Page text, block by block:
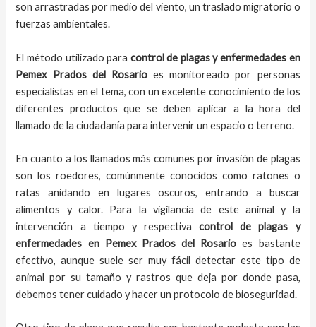
son arrastradas por medio del viento, un traslado migratorio o
fuerzas ambientales.
El método utilizado para control de plagas y enfermedades en
Pemex Prados del Rosarioes monitoreado por personas
especialistas en el tema, con un excelente conocimiento de los
diferentes productos que se deben aplicar a la hora del
llamado de la ciudadanía para intervenir un espacio o terreno.
En cuanto a los llamados más comunes por invasión de plagas
son los roedores, comúnmente conocidos como ratones o
ratas anidando en lugares oscuros, entrando a buscar
alimentos y calor. Para la vigilancia de este animal y la
intervención a tiempo y respectivacontrol de plagas y
enfermedades en Pemex Prados del Rosario es bastante
efectivo, aunque suele ser muy fácil detectar este tipo de
animal por su tamaño y rastros que deja por donde pasa,
debemos tener cuidado y hacer un protocolo de bioseguridad.